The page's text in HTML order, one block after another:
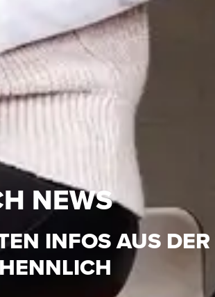
NEWS
INFOS AUS